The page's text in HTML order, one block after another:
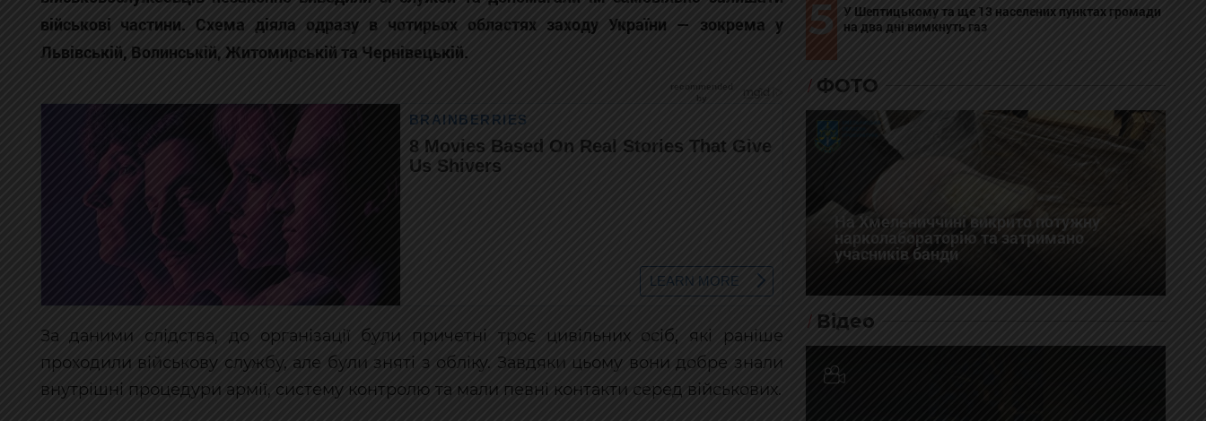
військові частини. Схема діяла одразу в чотирьох областях заходу України — зокрема у
Львівській, Волинській, Житомирській та Чернівецькій.
За даними слідства, до організації були причетні троє цивільних осіб, які раніше
проходили військову службу, але були зняті з обліку. Завдяки цьому вони добре знали
внутрішні процедури армії, систему контролю та мали певні контакти серед військових.
5
У Шептицькому та ще 13 населених пунктах громади
на два дні вимкнуть газ
ФОТО
На Хмельниччині викрито потужну
нарколабораторію та затримано
учасників банди
Відео